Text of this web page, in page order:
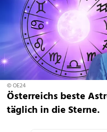
© OE24
Österreichs beste
täglich in die Sterne.